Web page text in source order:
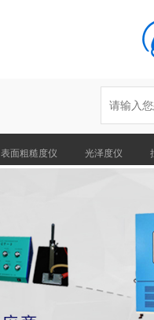
表面粗糙度仪 光泽度仪